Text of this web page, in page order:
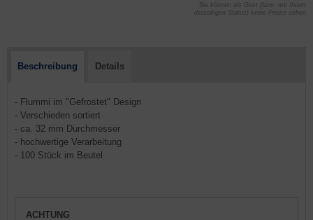
Sie können als Gast (bzw. mit Ihrem
derzeitigen Status) keine Preise sehen
Beschreibung Details
- Flummi im "Gefrostet" Design
- Verschieden sortiert
- ca. 32 mm Durchmesser
- hochwertige Verarbeitung
- 100 Stück im Beutel
ACHTUNG